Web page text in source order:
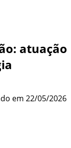
atuação
em 22/05/2026